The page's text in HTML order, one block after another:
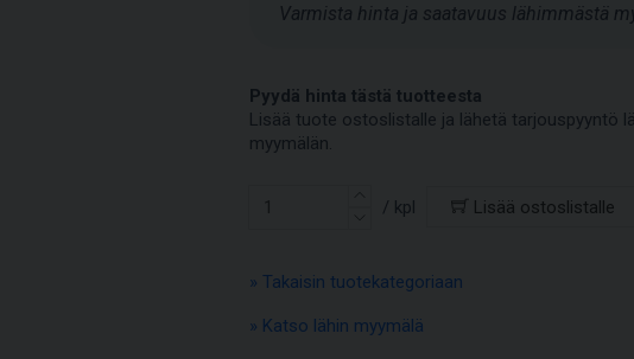
Varmista hinta ja saatavuus lähimmästä
Pyydä hinta tästä tuotteesta
Lisää tuote ostoslistalle ja lähetä tarjouspyyntö
myymälän.
/ kpl Lisää ostoslistalle
» Takaisin tuotekategoriaan
» Katso lähin myymälä